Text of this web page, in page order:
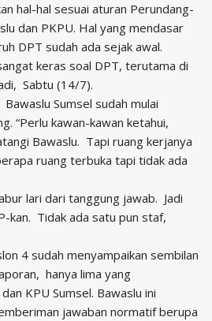
hal-hal sesuai aturan Perundang-
dan PKPU. Hal yang mendasar
DPT sudah ada sejak awal.
keras soal DPT, terutama di
Sabtu (14/7).
Sumsel sudah mulai
“Perlu kawan-kawan ketahui,
Bawaslu. Tapi ruang kerjanya
ruang terbuka tapi tidak ada
lari dari tanggung jawab. Jadi
kan. Tidak ada satu pun staf,
4 sudah menyampaikan sembilan
hanya lima yang
KPU Sumsel. Bawaslu ini
jawaban normatif berupa